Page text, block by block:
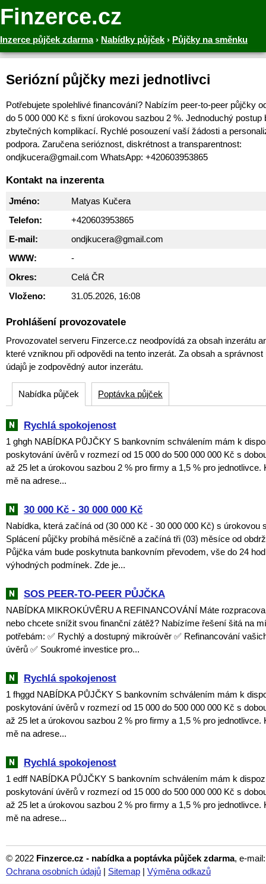
Finzerce.cz
Inzerce půjček zdarma› Nabídky půjček › Půjčky na směnku
Seriózní půjčky mezi jednotlivci
Potřebujete spolehlivé financování? Nabízím peer-to-peer půjčky
do 5 000 000 Kč s fixní úrokovou sazbou 2 %. Jednoduchý postup
zbytečných komplikací. Rychlé posouzení vaší žádosti a
podpora. Zaručena serióznost, diskrétnost a transparentnost:
ondjkucera@gmail.com WhatsApp: +420603953865
Kontakt na inzerenta
Jméno:
Matyas Kučera
Telefon:
+420603953865
E-mail:
ondjkucera@gmail.com
WWW:
-
Okres:
Celá ČR
Vloženo:
31.05.2026, 16:08
Prohlášení provozovatele
Provozovatel serveru Finzerce.cz neodpovídá za obsah inzerátu
které vzniknou při odpovědi na tento inzerát. Za obsah a
údajů je zodpovědný autor inzerátu.
Nabídka půjček Poptávka půjček
Rychlá spokojenost
1 ghgh NABÍDKA PŮJČKY S bankovním schválením mám k
poskytování úvěrů v rozmezí od 15 000 do 500 000 000 Kč s
až 25 let a úrokovou sazbou 2 % pro firmy a 1,5 % pro jednotlivce.
mě na adrese...
30 000 Kč - 30 000 000 Kč
Nabídka, která začíná od (30 000 Kč - 30 000 000 Kč) s úrokovou
Splácení půjčky probíhá měsíčně a začíná tři (03) měsíce od
Půjčka vám bude poskytnuta bankovním převodem, vše do 24
výhodných podmínek. Zde je...
SOS PEER-TO-PEER PŮJČKA
NABÍDKA MIKROKÚVĚRU A REFINANCOVÁNÍ Máte
nebo chcete snížit svou finanční zátěž? Nabízíme řešení šitá na
potřebám: ✅ Rychlý a dostupný mikroúvěr ✅ Refinancování
úvěrů ✅ Soukromé investice pro...
Rychlá spokojenost
1 fhggd NABÍDKA PŮJČKY S bankovním schválením mám k
poskytování úvěrů v rozmezí od 15 000 do 500 000 000 Kč s
až 25 let a úrokovou sazbou 2 % pro firmy a 1,5 % pro jednotlivce.
mě na adrese...
Rychlá spokojenost
1 edff NABÍDKA PŮJČKY S bankovním schválením mám k
poskytování úvěrů v rozmezí od 15 000 do 500 000 000 Kč s
až 25 let a úrokovou sazbou 2 % pro firmy a 1,5 % pro jednotlivce.
mě na adrese...
© 2022 Finzerce.cz - nabídka a poptávka půjček zdarma, e-
Ochrana osobních údajů | Sitemap | Výměna odkazů